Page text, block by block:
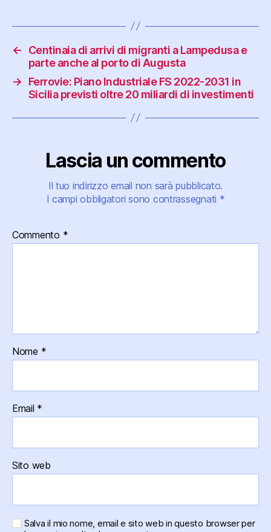
←
Centinaia di arrivi di migranti a Lampedusa e
parte anche al porto di Augusta
→
Ferrovie: Piano Industriale FS 2022-2031 in
Sicilia previsti oltre 20 miliardi di investimenti
Lascia un commento
Il tuo indirizzo email non sarà pubblicato.
I campi obbligatori sono contrassegnati *
Commento *
Nome *
Email *
Sito web
Salva il mio nome, email e sito web in questo browser per